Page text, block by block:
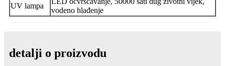
UV lampa
vodeno hlađenje
detalji o proizvodu